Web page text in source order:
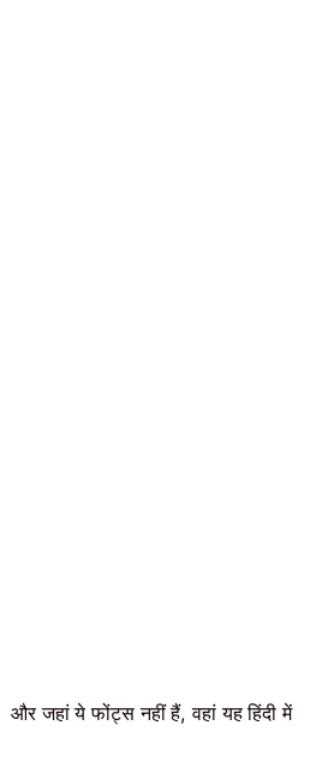
और जहां ये फोंट्स नहीं हैं,वहां यह हिंदी में